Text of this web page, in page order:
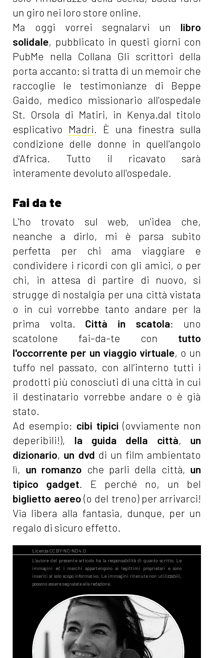
un giro nei loro store online.
Ma oggi vorrei segnalarvi un libro
solidale, pubblicato in questi giorni con
PubMe nella Collana Gli scrittori della
porta accanto: si tratta di un memoir che
raccoglie le testimonianze di Beppe
Gaido, medico missionario all'ospedale
St. Orsola di Matiri, in Kenya.dal titolo
esplicativo Madri . È una finestra sulla
condizione delle donne in quell'angolo
d'Africa. Tutto il ricavato sarà
interamente devoluto all'ospedale.
Fai da te
L'ho trovato sul web, un'idea che,
neanche a dirlo, mi è parsa subito
perfetta per chi ama viaggiare e
condividere i ricordi con gli amici, o per
chi, in attesa di partire di nuovo, si
strugge di nostalgia per una città vistata
o in cui vorrebbe tanto andare per la
prima volta. Città in scatola: uno
scatolone fai-da-te con tutto
l'occorrente per un viaggio virtuale, o un
tuffo nel passato, con all’interno tutti i
prodotti più conosciuti di una città in cui
il destinatario vorrebbe andare o è già
stato.
Ad esempio: cibi tipici (ovviamente non
deperibili!), la guida della città, un
dizionario, un dvd di un film ambientato
lì, un romanzo che parli della città, un
tipico gadget . E perché no, un bel
biglietto aereo (o del treno) per arrivarci!
Via libera alla fantasia, dunque, per un
regalo di sicuro effetto.